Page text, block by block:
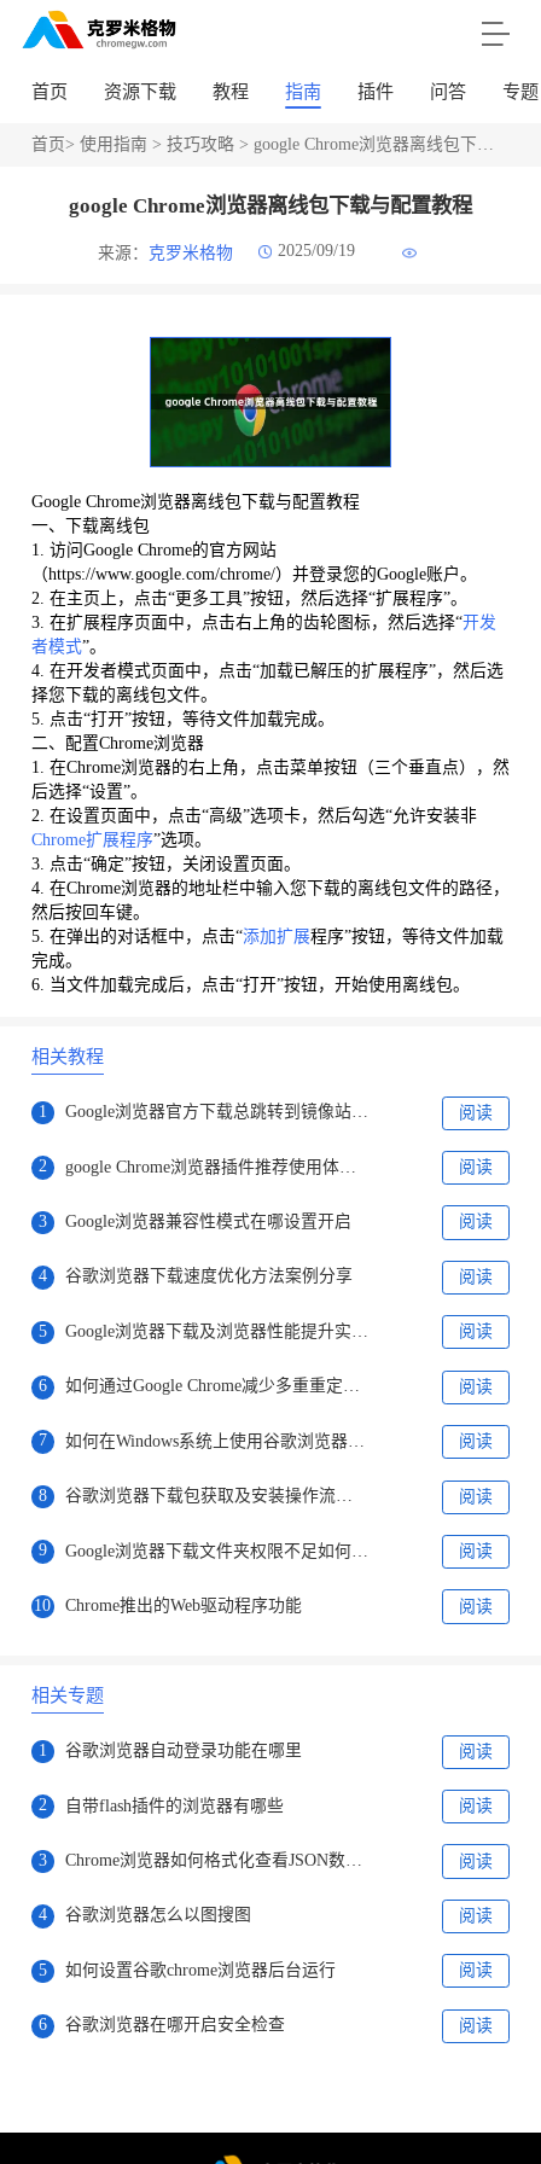
首页 资源下载 教程 指南 插件 问答 专题
首页> 使用指南 > 技巧攻略> google Chrome浏览器离线包下载与配置教程
google Chrome浏览器离线包下载与配置教程
来源： 克罗米格物 2025/09/19
Google Chrome浏览器离线包下载与配置教程
一、下载离线包
1. 访问Google Chrome的官方网站
（https://www.google.com/chrome/）并登录您的Google账户。
2. 在主页上，点击“更多工具”按钮，然后选择“扩展程序”。
3. 在扩展程序页面中，点击右上角的齿轮图标，然后选择“开发
者模式”。
4. 在开发者模式页面中，点击“加载已解压的扩展程序”，然后选
择您下载的离线包文件。
5. 点击“打开”按钮，等待文件加载完成。
二、配置Chrome浏览器
1. 在Chrome浏览器的右上角，点击菜单按钮（三个垂直点），然
后选择“设置”。
2. 在设置页面中，点击“高级”选项卡，然后勾选“允许安装非
Chrome扩展程序”选项。
3. 点击“确定”按钮，关闭设置页面。
4. 在Chrome浏览器的地址栏中输入您下载的离线包文件的路径，
然后按回车键。
5. 在弹出的对话框中，点击“添加扩展程序”按钮，等待文件加载
完成。
6. 当文件加载完成后，点击“打开”按钮，开始使用离线包。
相关教程
1 Google浏览器官方下载总跳转到镜像站怎么办 阅读
2 google Chrome浏览器插件推荐使用体验是否好 阅读
3 Google浏览器兼容性模式在哪设置开启 阅读
4 谷歌浏览器下载速度优化方法案例分享 阅读
5 阅读
6 如何通过Google Chrome减少多重重定向的影响 阅读
7 如何在Windows系统上使用谷歌浏览器进行远程工作 阅读
8 谷歌浏览器下载包获取及安装操作流程详解 阅读
9 Google浏览器下载文件夹权限不足如何修改 阅读
10 Chrome推出的Web驱动程序功能 阅读
相关专题
1 谷歌浏览器自动登录功能在哪里 阅读
2 自带flash插件的浏览器有哪些 阅读
3 阅读
4 谷歌浏览器怎么以图搜图 阅读
5 如何设置谷歌chrome浏览器后台运行 阅读
6 谷歌浏览器在哪开启安全检查 阅读